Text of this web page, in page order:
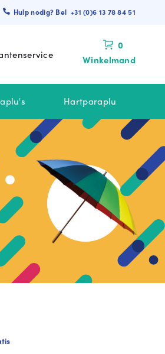
Hulp nodig? Bel +31 (0)6 13 78 84 51
0
Winkelmand
Hartparaplu